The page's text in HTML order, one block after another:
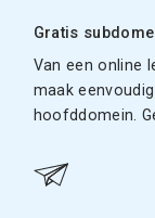
Gratis
Van een online
maak
hoofddomein.